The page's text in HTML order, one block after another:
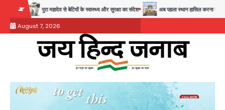
content
पुरा महादेव से बेटियों के स्वास्थ्य और सुरक्षा का संदेश अब पहला स्थान हासिल करना लक्ष्य: डीएम
August 7, 2026